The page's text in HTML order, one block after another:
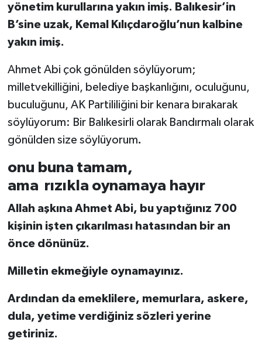
yönetim kurullarına yakın imiş. Balıkesir’in
B’sine uzak, Kemal Kılıçdaroğlu’nun kalbine
yakın imiş.
Ahmet Abi çok gönülden söylüyorum;
milletvekilliğini, belediye başkanlığını, oculuğunu,
buculuğunu, AK Partililiğini bir kenara bırakarak
söylüyorum: Bir Balıkesirli olarak Bandırmalı olarak
gönülden size söylüyorum.
onu buna tamam,
ama rızıkla oynamaya hayır
Allah aşkına Ahmet Abi, bu yaptığınız 700
kişinin işten çıkarılması hatasından bir an
önce dönünüz.
Milletin ekmeğiyle oynamayınız.
Ardından da emeklilere, memurlara, askere,
dula, yetime verdiğiniz sözleri yerine
getiriniz.